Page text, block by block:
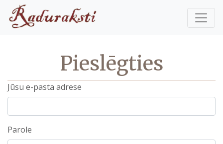
Pieslēgties
Jūsu e-pasta adrese
Parole